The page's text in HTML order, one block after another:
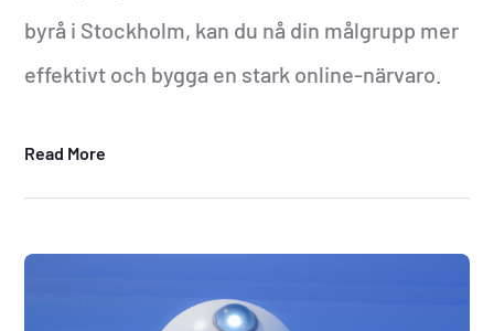
byrå i Stockholm, kan du nå din målgrupp mer
effektivt och bygga en stark online-närvaro.
Read More